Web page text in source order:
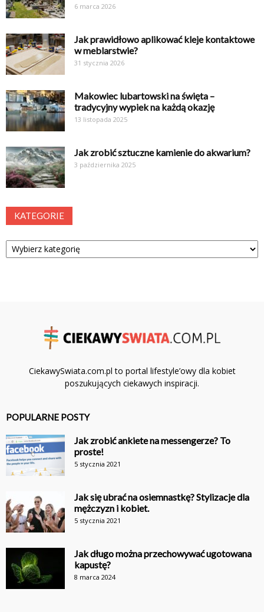
6 marca 2026
Jak prawidłowo aplikować kleje kontaktowe
w meblarstwie?
31 stycznia 2026
Makowiec lubartowski na święta –
tradycyjny wypiek na każdą okazję
13 listopada 2025
Jak zrobić sztuczne kamienie do akwarium?
3 października 2025
KATEGORIE
Kategorie
CiekawySwiata.com.pl to portal lifestyle’owy dla kobiet
poszukujących ciekawych inspiracji.
POPULARNE POSTY
Jak zrobić ankiete na messengerze? To
proste!
5 stycznia 2021
Jak się ubrać na osiemnastkę? Stylizacje dla
mężczyzn i kobiet.
5 stycznia 2021
Jak długo można przechowywać ugotowana
kapustę?
8 marca 2024